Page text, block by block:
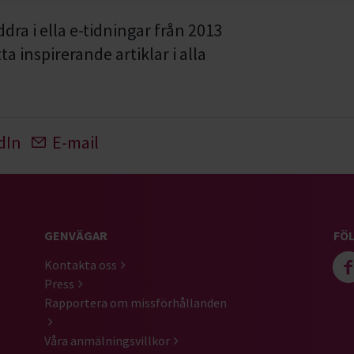
i ella e-tidningar från 2013
inspirerande artiklar i alla
E-mail
GENVÄGAR
Kontakta oss
Press
Rapportera om missförhållanden
Våra anmälningsvillkor